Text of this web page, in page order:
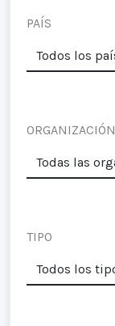
PAÍS
ORGANIZACIÓN
TIPO